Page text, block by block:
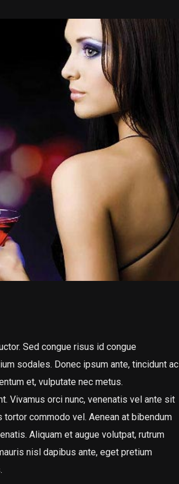
Sed congue risus id congue
sodales. Donec ipsum ante, tincidunt ac
et, vulputate nec metus.
Vivamus orci nunc, venenatis vel ante sit
commodo vel. Aenean at bibendum
Aliquam et augue volutpat, rutrum
nisl dapibus ante, eget pretium